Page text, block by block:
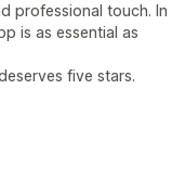
professional touch. In
is as essential as
five stars.